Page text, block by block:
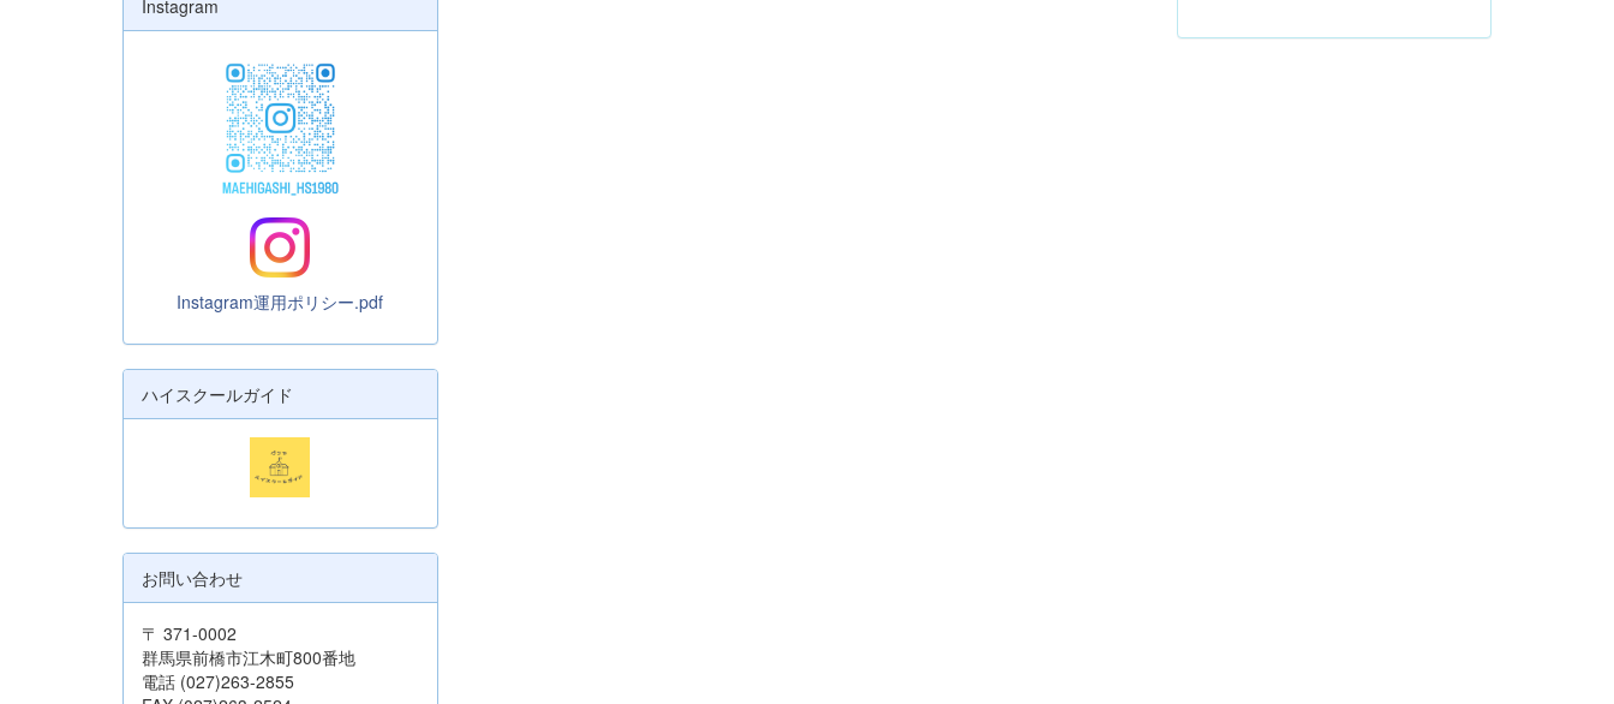
Instagram
Instagram運用ポリシー.pdf
ハイスクールガイド
お問い合わせ
〒 371-0002
群馬県前橋市江木町800番地
電話 (027)263-2855